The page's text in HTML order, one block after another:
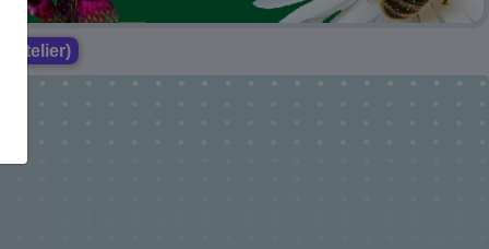
( atelier)